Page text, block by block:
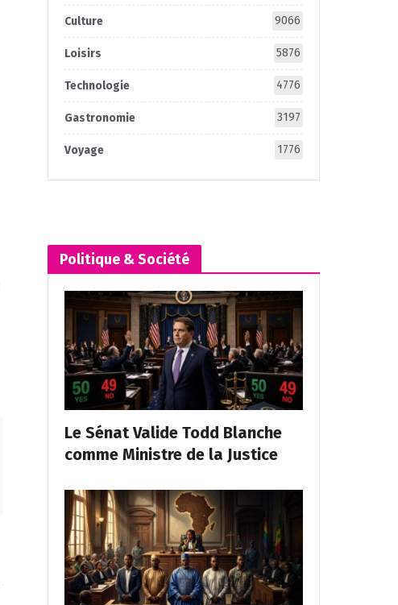
Culture 9066
Loisirs 5876
Technologie 4776
Gastronomie 3197
Voyage 1776
Politique & Société
Le Sénat Valide Todd Blanche
comme Ministre de la Justice